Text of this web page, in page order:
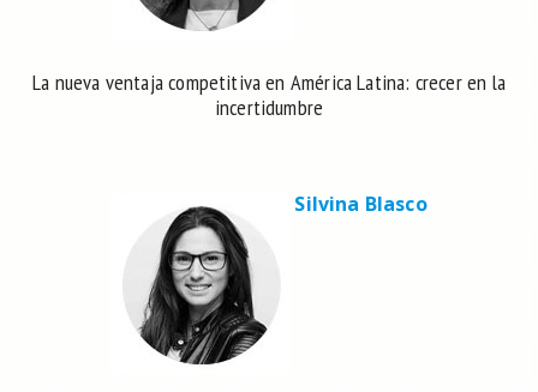
La nueva ventaja competitiva en América Latina: crecer en la
incertidumbre
Silvina Blasco